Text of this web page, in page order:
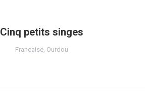
Cinq petits singes
Française, Ourdou